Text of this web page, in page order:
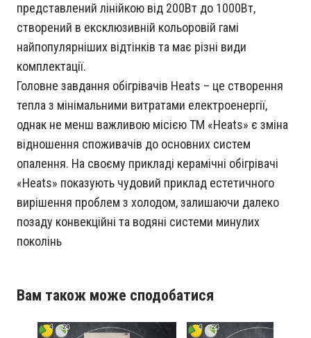
представлений лінійкою від 200Вт до 1000Вт,
створений в ексклюзивній кольоровій гамі
найпопулярніших відтінків та має різні види
комплектації.
Головне завдання обігрівачів Heats – це створення
тепла з мінімальними витратами електроенергії,
однак не менш важливою місією ТМ «Heats» є зміна
відношення споживачів до основних систем
опалення. На своєму прикладі керамічні обігрівачі
«Heats» показують чудовий приклад естетичного
вирішення проблем з холодом, залишаючи далеко
позаду конвекційні та водяні системи минулих
поколінь
Вам також може сподобатися